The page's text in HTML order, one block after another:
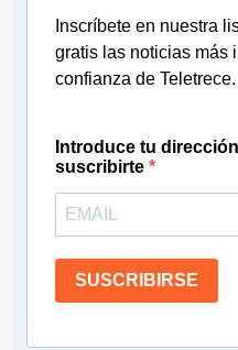
Inscríbete en nuestra
gratis las noticias más
confianza de Teletrece.
Introduce tu
suscribirte
SUSCRIBIRSE